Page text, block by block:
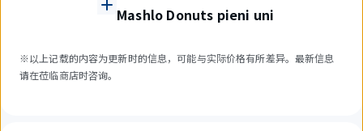
Mashlo Donuts pieni uni
※以上记载的内容为更新时的信息，可能与实际价格有所差异。最新信息
请在莅临商店时咨询。